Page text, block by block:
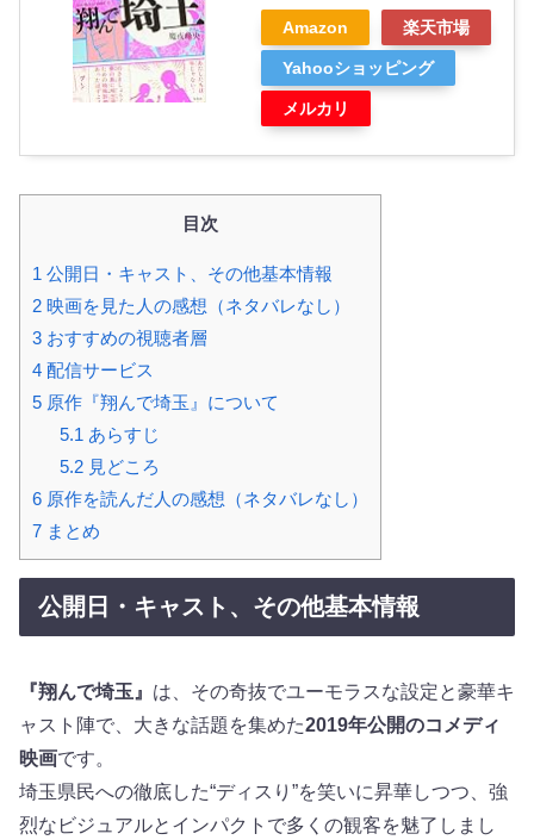
Amazon 楽天市場
Yahooショッピング
メルカリ
目次
1 公開日・キャスト、その他基本情報
2 映画を見た人の感想（ネタバレなし）
3 おすすめの視聴者層
4 配信サービス
5 原作『翔んで埼玉』について
5.1 あらすじ
5.2見どころ
6 原作を読んだ人の感想（ネタバレなし）
7 まとめ
公開日・キャスト、その他基本情報
『翔んで埼玉』 は、その奇抜でユーモラスな設定と豪華キ
ャスト陣で、大きな話題を集めた2019年公開のコメディ
映画です。
埼玉県民への徹底した“ディスり”を笑いに昇華しつつ、強
烈なビジュアルとインパクトで多くの観客を魅了しまし